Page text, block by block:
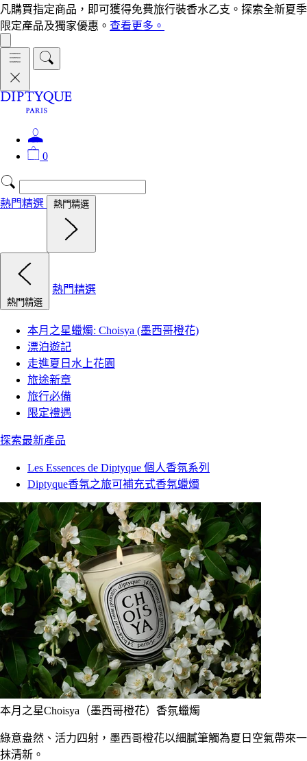
凡購買指定商品，即可獲得免費旅行裝香水乙支。探索全新夏季
限定產品及獨家優惠。 查看更多。
0
熱門精選 熱門精選
熱門精選
熱門精選
本月之星蠟燭: Choisya (墨西哥橙花)
漂泊遊記
走進夏日水上花園
旅途新章
旅行必備
限定禮遇
探索最新產品
Les Essences de Diptyque 個人香氛系列
Diptyque香氛之旅可補充式香氛蠟燭
本月之星Choisya（墨西哥橙花）香氛蠟燭
綠意盎然、活力四射，墨西哥橙花以細膩筆觸為夏日空氣帶來一
抹清新。